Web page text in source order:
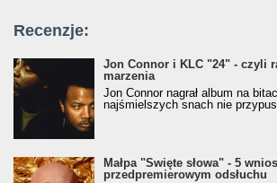
Recenzje:
Jon Connor i KLC "24" - czyli
marzenia
Jon Connor nagrał album na
najśmielszych snach nie
Małpa "Święte słowa" - 5
przedpremierowym odsłuchu